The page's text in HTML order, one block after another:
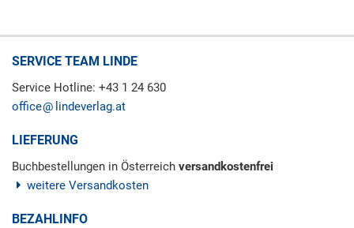
SERVICE TEAM LINDE
Service Hotline: +43 1 24 630
office
lindeverlag.at
LIEFERUNG
Buchbestellungen in Österreich versandkostenfrei
weitere Versandkosten
BEZAHLINFO